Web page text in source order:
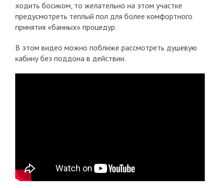
ходить босиком, то желательно на этом участке
предусмотреть теплый пол для более комфортного
принятия «банных» процедур.
В этом видео можно поближе рассмотреть душевую
кабину без поддона в действии.